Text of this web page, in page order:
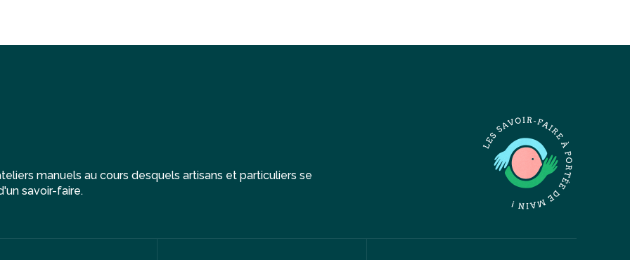
manuels au cours desquels artisans et particuliers se
savoir-faire.